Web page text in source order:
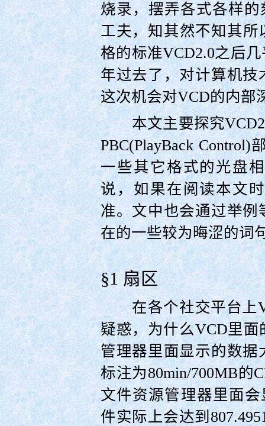
烧录，摆弄各式各样
工夫，知其然不知其所
格的标准VCD2.0之后
年过去了，对计算机
这次机会对VCD的内部
本文主要探究
PBC(PlayBack
一些其它格式的光盘
说，如果在阅读本文
准。文中也会通过举
在的一些较为晦涩的词
§1 扇区
在各个社交平台上
疑惑，为什么VCD里
管理器里面显示的数
标注为80min/700MB的
文件资源管理器里面会
件实际上会达到